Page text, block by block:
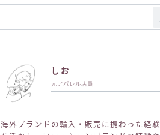
ランド
ド
ブランド
ブランド
アブランド
しお
元アパレル店員
海外ブランドの輸入・販売に携わった経験